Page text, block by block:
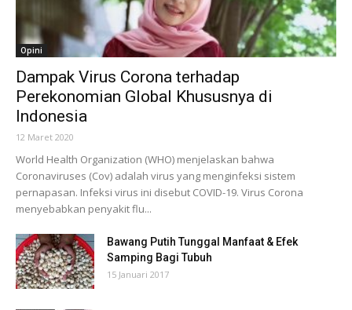
Opini
Dampak Virus Corona terhadap
Perekonomian Global Khususnya di
Indonesia
12 Maret 2020
World Health Organization (WHO) menjelaskan bahwa
Coronaviruses (Cov) adalah virus yang menginfeksi sistem
pernapasan. Infeksi virus ini disebut COVID-19. Virus Corona
menyebabkan penyakit flu...
Bawang Putih Tunggal Manfaat & Efek
Samping Bagi Tubuh
15 Januari 2017